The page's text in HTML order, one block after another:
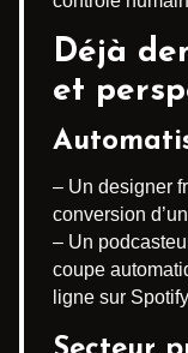
Déjà
et
– Un designer
conversion
– Un
coupe
ligne sur